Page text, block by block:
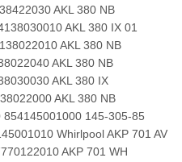
AKL 380 NB
AKL 380 IX 01
AKL 380 NB
AKL 380 NB
AKL 380 IX
AKL 380 NB
854145001000 145-305-85
WhirlpoolAKP 701 AV
AKP 701 WH